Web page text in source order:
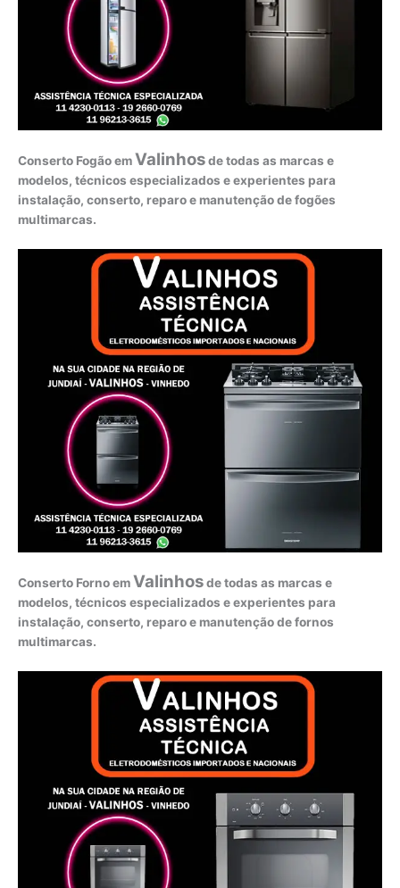
Conserto Fogão emValinhosde todas as marcas e
modelos, técnicos especializados e experientes para
instalação, conserto, reparo e manutenção de fogões
multimarcas.
Conserto Forno emValinhosde todas as marcas e
modelos, técnicos especializados e experientes para
instalação, conserto, reparo e manutenção de fornos
multimarcas.